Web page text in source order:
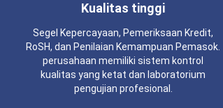
Kualitas tinggi
Segel Kepercayaan, Pemeriksaan Kredit,
RoSH, dan Penilaian Kemampuan Pemasok.
perusahaan memiliki sistem kontrol
kualitas yang ketat dan laboratorium
pengujian profesional.